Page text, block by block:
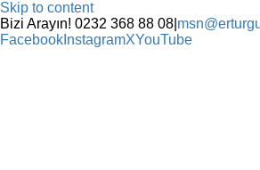
Skip to content
Bizi Arayın! 0232 368 88 08
Facebook InstagramXYouTube